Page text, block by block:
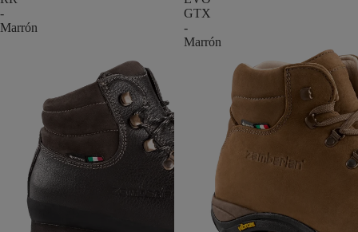
-
Marrón
GTX
-
Marrón